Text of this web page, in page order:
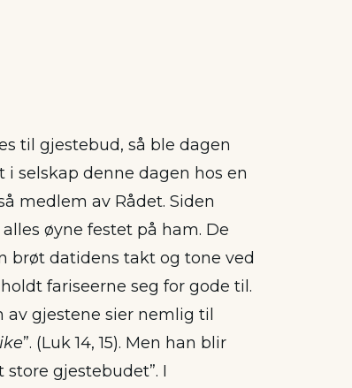
til gjestebud, så ble dagen
selskap denne dagen hos en
medlem av Rådet. Siden
øyne festet på ham. De
brøt datidens takt og tone ved
fariseerne seg for gode til.
gjestene sier nemlig til
”. (Luk 14, 15). Men han blir
gjestebudet”. I